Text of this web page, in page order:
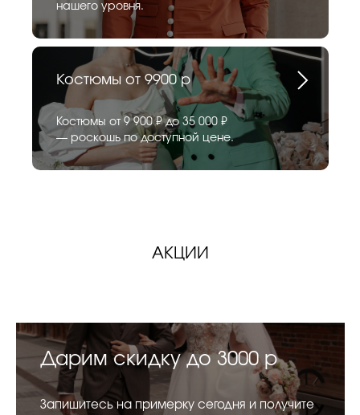
нашего уровня.
Костюмы от 9900 р
Костюмы от 9 900 ₽ до 35 000 ₽
— роскошь по доступной цене.
АКЦИИ
Дарим скидку до 3000 р
Запишитесь на примерку сегодня и получите